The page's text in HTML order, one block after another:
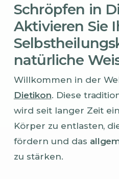
Schröpfen in
Aktivieren Sie
natürliche
Willkommen in der
Dietikon. Diese
wird seit langer Zeit
Körper zu entlasten,
fördern und das
zu stärken.